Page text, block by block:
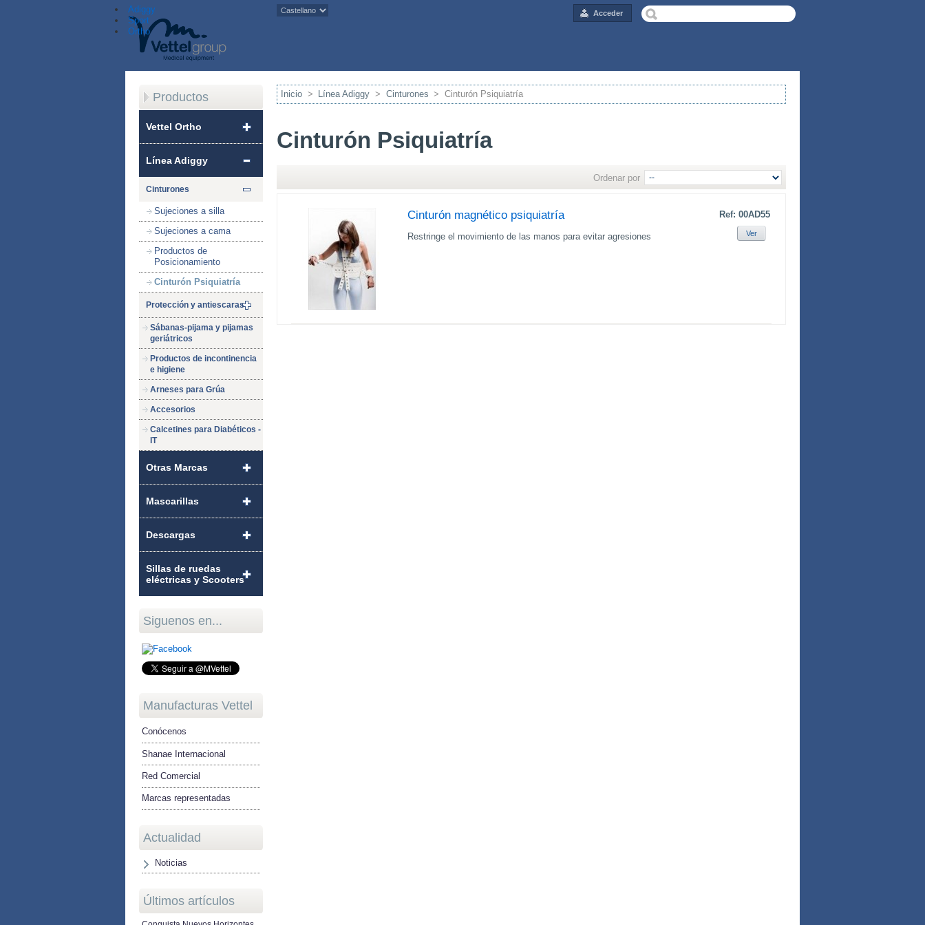
Acceder
Adiggy
Sport
Ortho
Productos
Vettel Ortho
Línea Adiggy
Cinturones
Sujeciones a silla
Sujeciones a cama
Productos de
Posicionamiento
Cinturón Psiquiatría
Protección y antiescaras
Sábanas-pijama y pijamas
geriátricos
Productos de incontinencia
e higiene
Arneses para Grúa
Accesorios
Calcetines para Diabéticos -
IT
Otras Marcas
Mascarillas
Descargas
Sillas de ruedas
eléctricas y Scooters
Siguenos en...
Manufacturas Vettel
Conócenos
Shanae Internacional
Red Comercial
Marcas representadas
Actualidad
Noticias
Últimos artículos
Inicio > Línea Adiggy > Cinturones > Cinturón Psiquiatría
Cinturón Psiquiatría
Ordenar por
Cinturón magnético psiquiatría
Restringe el movimiento de las manos para evitar agresiones
Ref: 00AD55
Ver